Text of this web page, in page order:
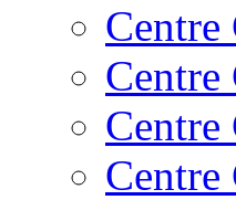
Centre